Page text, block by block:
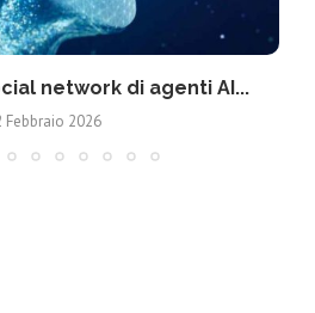
network di agenti AI...
Febbraio 2026